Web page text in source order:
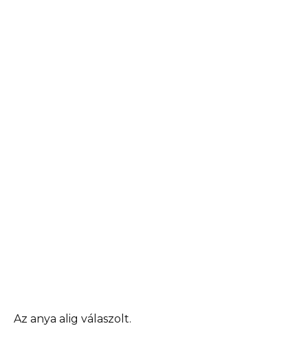
Az anya alig válaszolt.